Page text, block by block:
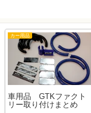
カー用品
車用品 GTKファクト
リー取り付けまとめ